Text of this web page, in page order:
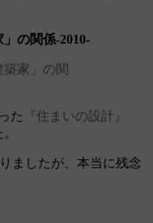
の関係‐2010‐
築家」の関
た
『住まいの設計』
ましたが、本当に残念